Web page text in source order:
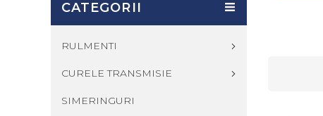
CATEGORII
RULMENTI
CURELE TRANSMISIE
SIMERINGURI